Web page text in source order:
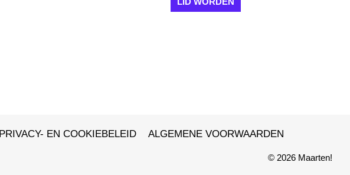
PRIVACY- EN COOKIEBELEID ALGEMENE VOORWAARDEN
© 2026 Maarten!